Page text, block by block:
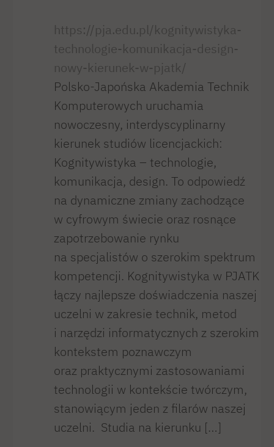
https://pja.edu.pl/kognitywistyka-
technologie-komunikacja-design-
nowy-kierunek-w-pjatk/
Polsko-Japońska Akademia Technik
Komputerowych uruchamia
nowoczesny, interdyscyplinarny
kierunek studiów licencjackich:
Kognitywistyka – technologie,
komunikacja, design. To odpowiedź
na dynamiczne zmiany zachodzące
w cyfrowym świecie oraz rosnące
zapotrzebowanie rynku
na specjalistów o szerokim spektrum
kompetencji. Kognitywistyka w PJATK
łączy najlepsze doświadczenia naszej
uczelni w zakresie technik, metod
i narzędzi informatycznych z szerokim
kontekstem poznawczym
oraz praktycznymi zastosowaniami
technologii w kontekście twórczym,
stanowiącym jeden z filarów naszej
uczelni. Studia na kierunku […]